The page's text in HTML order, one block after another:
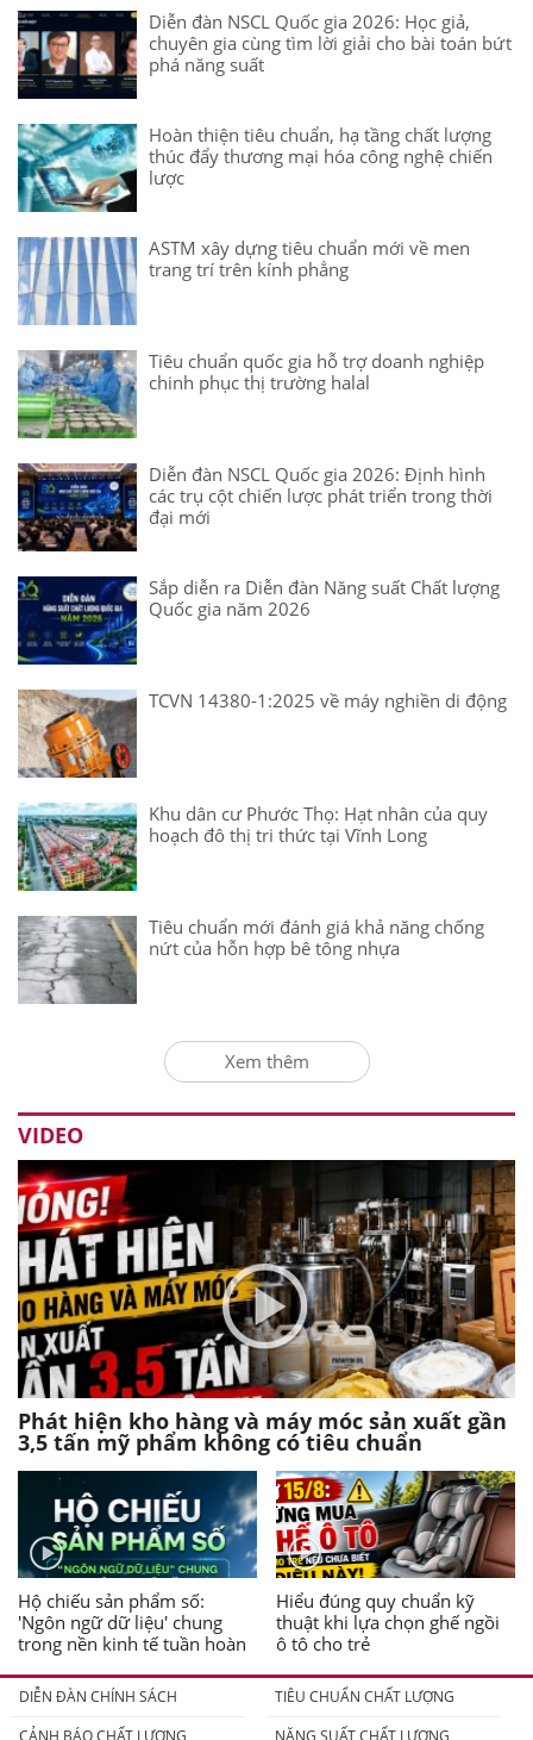
Diễn đàn NSCL Quốc gia 2026: Học giả,
chuyên gia cùng tìm lời giải cho bài toán bứt
phá năng suất
Hoàn thiện tiêu chuẩn, hạ tầng chất lượng
thúc đẩy thương mại hóa công nghệ chiến
lược
ASTM xây dựng tiêu chuẩn mới về men
trang trí trên kính phẳng
Tiêu chuẩn quốc gia hỗ trợ doanh nghiệp
chinh phục thị trường halal
Diễn đàn NSCL Quốc gia 2026: Định hình
các trụ cột chiến lược phát triển trong thời
đại mới
Sắp diễn ra Diễn đàn Năng suất Chất lượng
Quốc gia năm 2026
TCVN 14380-1:2025 về máy nghiền di động
Khu dân cư Phước Thọ: Hạt nhân của quy
hoạch đô thị tri thức tại Vĩnh Long
Tiêu chuẩn mới đánh giá khả năng chống
nứt của hỗn hợp bê tông nhựa
Xem thêm
VIDEO
Phát hiện kho hàng và máy móc sản xuất gần
3,5 tấn mỹ phẩm không có tiêu chuẩn
Hộ chiếu sản phẩm số:
'Ngôn ngữ dữ liệu' chung
trong nền kinh tế tuần hoàn
Hiểu đúng quy chuẩn kỹ
thuật khi lựa chọn ghế ngồi
ô tô cho trẻ
DIỄN ĐÀN CHÍNH SÁCH
TIÊU CHUẨN CHẤT LƯỢNG